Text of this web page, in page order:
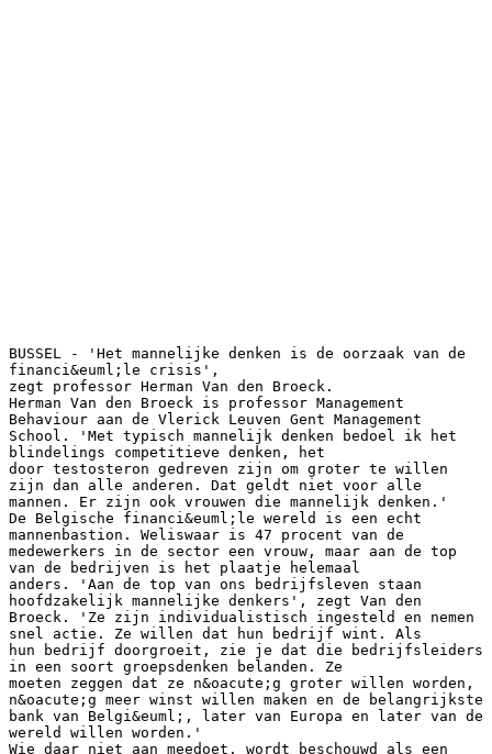
BUSSEL - 'Het mannelijke denken is de oorzaak van de
financi&euml;le crisis',
zegt professor Herman Van den Broeck.
Herman Van den Broeck is professor Management
Behaviour aan de Vlerick Leuven Gent Management
School. 'Met typisch mannelijk denken bedoel ik het
blindelings competitieve denken, het
door testosteron gedreven zijn om groter te willen
zijn dan alle anderen. Dat geldt niet voor alle
mannen. Er zijn ook vrouwen die mannelijk denken.'
De Belgische financi&euml;le wereld is een echt
mannenbastion. Weliswaar is 47 procent van de
medewerkers in de sector een vrouw, maar aan de top
van de bedrijven is het plaatje helemaal
anders. 'Aan de top van ons bedrijfsleven staan
hoofdzakelijk mannelijke denkers', zegt Van den
Broeck. 'Ze zijn individualistisch ingesteld en nemen
snel actie. Ze willen dat hun bedrijf wint. Als
hun bedrijf doorgroeit, zie je dat die bedrijfsleiders
in een soort groepsdenken belanden. Ze
moeten zeggen dat ze n&oacute;g groter willen worden,
n&oacute;g meer winst willen maken en de belangrijkste
bank van Belgi&euml;, later van Europa en later van de
wereld willen worden.'
Wie daar niet aan meedoet, wordt beschouwd als een